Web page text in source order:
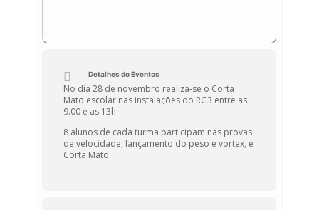
Detalhes do Eventos
No dia 28 de novembro realiza-se o Corta
Mato escolar nas instalações do RG3 entre as
9.00 e as 13h.
8 alunos de cada turma participam nas provas
de velocidade, lançamento do peso e vortex, e
Corta Mato.